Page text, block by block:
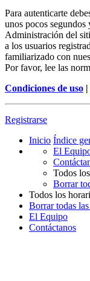
Para autenticarte
unos pocos
Administración del
a los usuarios
familiarizado con
Por favor, lee las
Condiciones de uso |
Registrarse
Inicio Índice
El
Todos
Borrar
Todos los
Borrar todas
El Equipo
Contáctanos